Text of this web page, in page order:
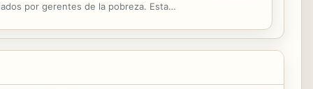
por gerentes de la pobreza. Esta